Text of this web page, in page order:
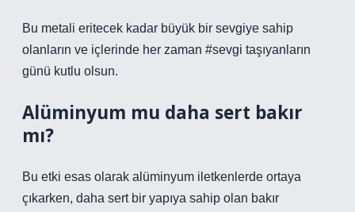
Bu metali eritecek kadar büyük bir sevgiye sahip
olanların ve içlerinde her zaman #sevgi taşıyanların
günü kutlu olsun.
Alüminyum mu daha sert bakır
mı?
Bu etki esas olarak alüminyum iletkenlerde ortaya
çıkarken, daha sert bir yapıya sahip olan bakır